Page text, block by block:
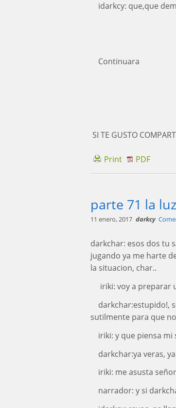
idarkcy: que,que
Continuara
SI TE GUSTO
Print PDF
parte 71 la
11 enero, 2017 darkcy
darkchar: esos dos tu
jugando ya me harte
la situacion, char..
iriki: voy a preparar
darkchar:estupido!,
sutilmente para que
iriki: y que piensa mi
darkchar:ya veras,
iriki: me asusta
narrador: y si